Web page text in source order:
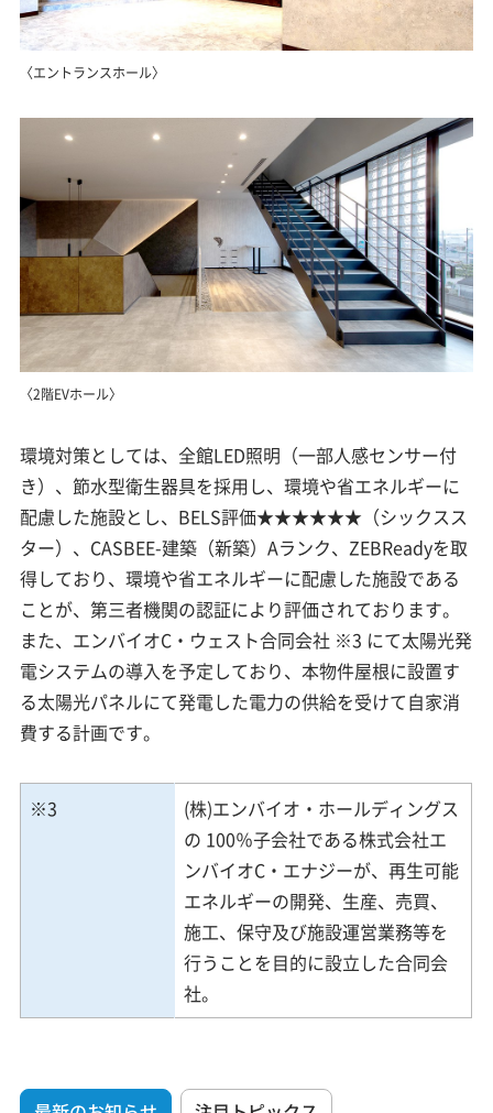
〈エントランスホール〉
〈2階EVホール〉
環境対策としては、全館LED照明（一部人感センサー付
き）、節水型衛生器具を採用し、環境や省エネルギーに
配慮した施設とし、BELS評価★★★★★★（シックスス
ター）、CASBEE-建築（新築）Aランク、ZEBReadyを取
得しており、環境や省エネルギーに配慮した施設である
ことが、第三者機関の認証により評価されております。
また、エンバイオC・ウェスト合同会社 ※3 にて太陽光発
電システムの導入を予定しており、本物件屋根に設置す
る太陽光パネルにて発電した電力の供給を受けて自家消
費する計画です。
※3
(株)エンバイオ・ホールディングス
の 100％子会社である株式会社エ
ンバイオC・エナジーが、再生可能
エネルギーの開発、生産、売買、
施工、保守及び施設運営業務等を
行うことを目的に設立した合同会
社。